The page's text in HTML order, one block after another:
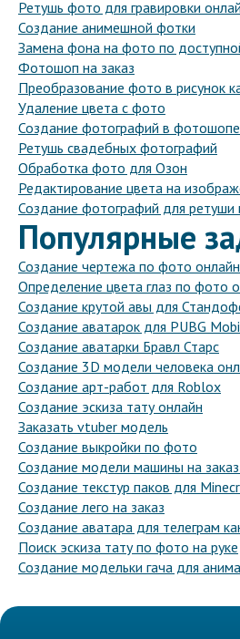
Ретушь фото для гравировки
Создание анимешной фотки
Замена фона на фото по
Фотошоп на заказ
Преобразование фото в рисунок
Удаление цвета с фото
Создание фотографий в фотошопе
Ретушь свадебных фотографий
Обработка фото для Озон
Редактирование цвета на
Создание фотографий для ретуши
Популярные
Создание чертежа по фото онлайн
Определение цвета глаз по фото
Создание крутой авы для
Создание аватарок для PUBG Mobi
Создание аватарки Бравл Старс
Создание 3D модели человека
Создание арт-работ для Roblox
Создание эскиза тату онлайн
Заказать vtuber модель
Создание выкройки по фото
Создание модели машины на
Создание текстур паков для
Создание лего на заказ
Создание аватара для телеграм
Поиск эскиза тату по фото на руке
Создание модельки гача для